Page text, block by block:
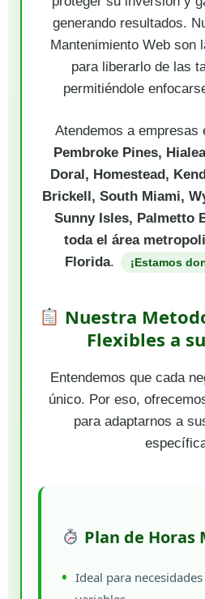
generando resultados.
Mantenimiento Web son
para liberarlo de las
permitiéndole
Atendemos a empresas
Pembroke Pines,
Doral, Homestead,
Brickell, South Miami,
Sunny Isles, Palmetto
toda el área
Florida. ¡Estamos
Nuestra
Flexibles a
Entendemos que cada
único. Por eso,
para adaptarnos a
Plan de Horas
Ideal para